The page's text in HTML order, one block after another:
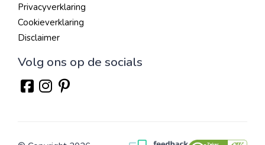
Privacyverklaring
Cookieverklaring
Disclaimer
Volg ons op de socials